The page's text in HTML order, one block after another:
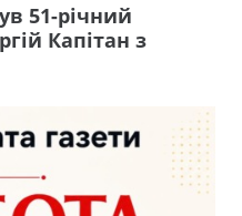
51-річний
Капітан з